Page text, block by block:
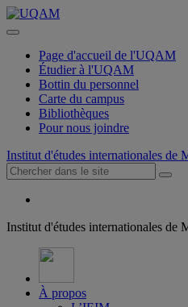
Page d'accueil de l'UQAM
Étudier à l'UQAM
Bottin du personnel
Carte du campus
Bibliothèques
Pour nous joindre
Institut d'études internationales
Institut d'études internationales
À propos